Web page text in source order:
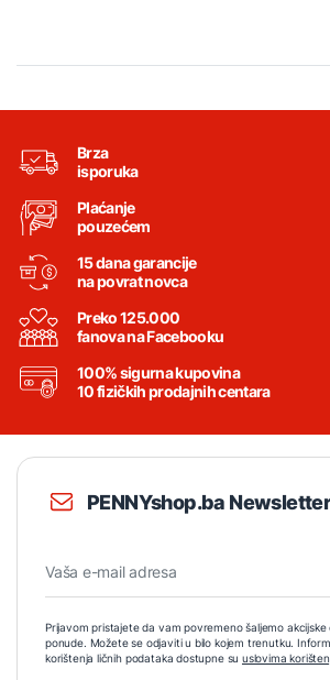
Brza
isporuka
Plaćanje
pouzećem
15 dana garancije
na povrat novca
Preko 125.000
fanova na Facebooku
100% sigurna kupovina
10 fizičkih prodajnih centara
PENNYshop.ba
Prijavom pristajete da vam povremeno šaljemo
ponude. Možete se odjaviti u bilo kojem trenutku.
korištenja ličnih podataka dostupne su uslovima